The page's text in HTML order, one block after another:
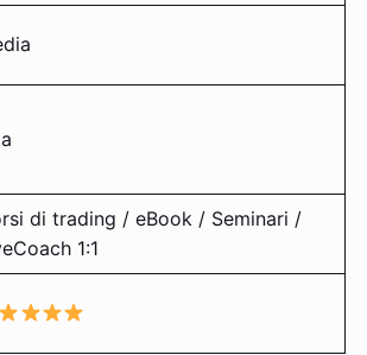
di trading / eBook / Seminari /
1:1